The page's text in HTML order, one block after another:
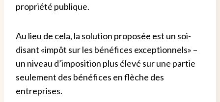
propriété publique.
Au lieu de cela, la solution proposée est un soi-
disant «impôt sur les bénéfices exceptionnels» –
un niveau d’imposition plus élevé sur une partie
seulement des bénéfices en flèche des
entreprises.